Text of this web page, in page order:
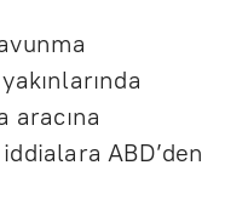
aracına
ABD’den